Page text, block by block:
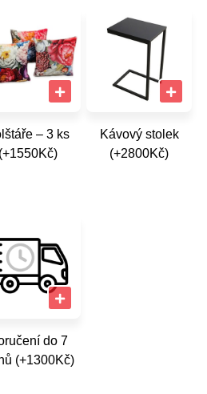
– 3 ks
(+1550Kč)
Kávový stolek
(+2800Kč)
do 7
(+1300Kč)